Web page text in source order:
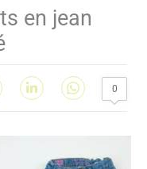
en jean
0